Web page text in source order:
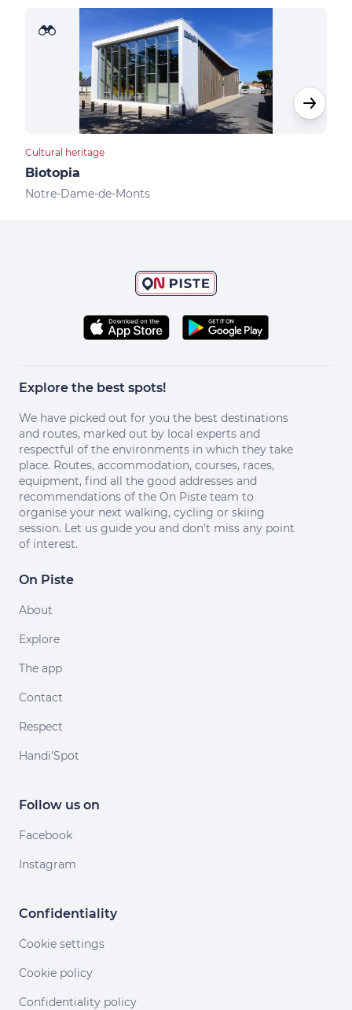
Cultural heritage
Biotopia
Notre-Dame-de-Monts
Explore the best spots!
We have picked out for you the best destinations
and routes, marked out by local experts and
respectful of the environments in which they take
place. Routes, accommodation, courses, races,
equipment, find all the good addresses and
recommendations of the On Piste team to
organise your next walking, cycling or skiing
session. Let us guide you and don't miss any point
of interest.
On Piste
About
Explore
The app
Contact
Respect
Handi'Spot
Follow us on
Facebook
Instagram
Confidentiality
Cookie settings
Cookie policy
Confidentiality policy